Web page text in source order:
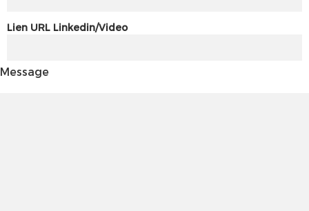
Lien URL Linkedin/Video
Message